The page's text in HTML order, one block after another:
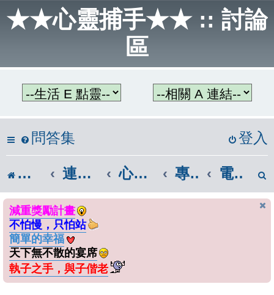
★★心靈捕手★★ :: 討論
區
問答集 登入
討論區首頁
連結區 心情隨筆 專業發展 電腦技巧
減重獎勵計畫
不怕慢，只怕站
簡單的幸福
天下無不散的宴席
執子之手，與子偕老